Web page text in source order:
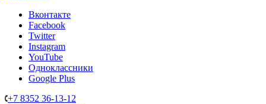
Вконтакте
Facebook
Twitter
Instagram
YouTube
Одноклассники
Google Plus
+7 8352 36-13-12